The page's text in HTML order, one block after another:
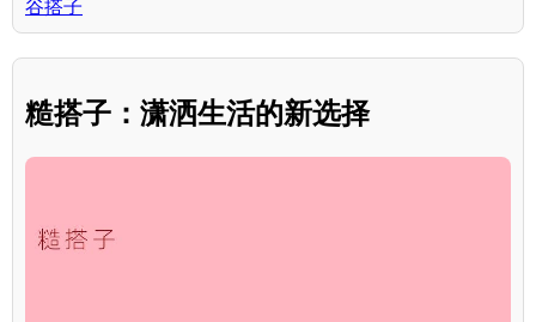
谷搭子
糙搭子：潇洒生活的新选择